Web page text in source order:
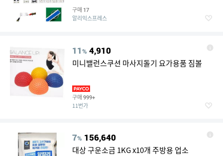
구매 17
알리익스프레스
11% 4,910
미니밸런스쿠션 마사지돌기 요가용품 짐볼
구매 999+
11번가
7% 156,640
대상 구운소금 1KG x10개 주방용 업소